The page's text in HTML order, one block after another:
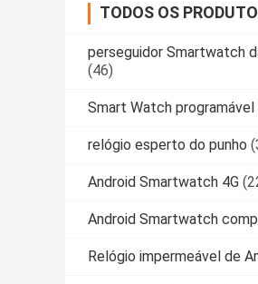
TODOS OS
perseguidor Smartwatch
(46)
Smart Watch programável
relógio esperto do punho
Android Smartwatch 4G
Android Smartwatch
Relógio impermeável de